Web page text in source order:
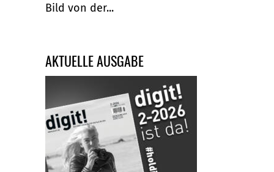
Bild von der...
AKTUELLE AUSGABE